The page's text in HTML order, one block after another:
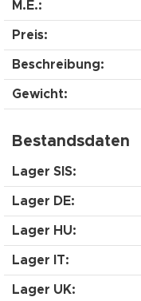
M.E.:
Preis:
Beschreibung:
Gewicht:
Bestandsdaten
Lager SIS:
Lager DE:
Lager HU:
Lager IT:
Lager UK: